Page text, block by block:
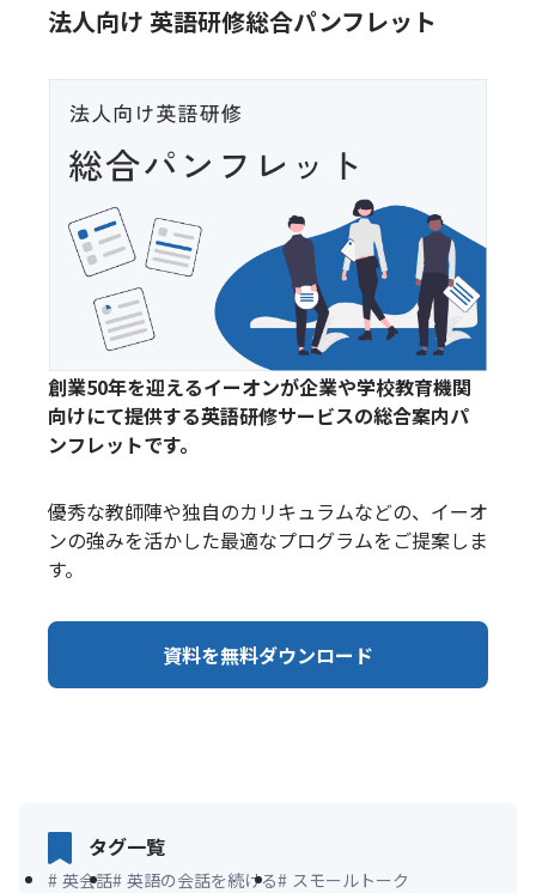
法人向け 英語研修総合パンフレット
創業50年を迎えるイーオンが企業や学校教育機関
向けにて提供する英語研修サービスの総合案内パ
ンフレットです。
優秀な教師陣や独自のカリキュラムなどの、イーオ
ンの強みを活かした最適なプログラムをご提案しま
す。
資料を無料ダウンロード
タグ一覧
# 英会話# 英語の会話を続ける# スモールトーク